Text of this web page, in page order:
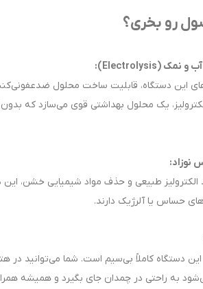
رو بخری؟
این دستگاه، قابلیت ساخت محلول
یک محلول بهداشتی قوی می‌سازد که
الکترولیز طبیعی و حذف مواد شیمیایی خشن،
حساس یا آلرژیک دارند.
میلی‌آمپری، این دستگاه کاملاً بی‌سیم است. شما